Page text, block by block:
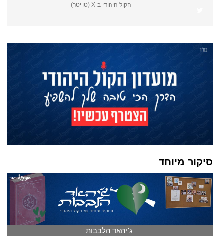
הקול היהודי ב-X (טוויטר)
סיקור מיוחד
ג'יהאד הלבבות